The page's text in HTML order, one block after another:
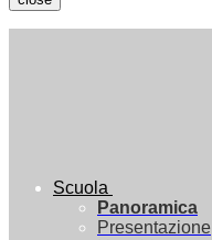
Scuola
Panoramica
Presentazione